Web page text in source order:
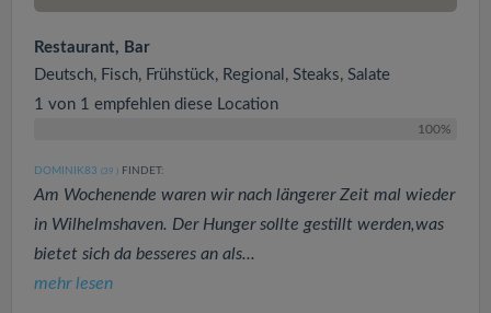
Restaurant, Bar
Deutsch, Fisch, Frühstück, Regional, Steaks, Salate
1 von 1 empfehlen diese Location
100%
DOMINIK83 (39 ) FINDET:
Am Wochenende waren wir nach längerer Zeit mal wieder
in Wilhelmshaven. Der Hunger sollte gestillt werden,was
bietet sich da besseres an als...
mehr lesen